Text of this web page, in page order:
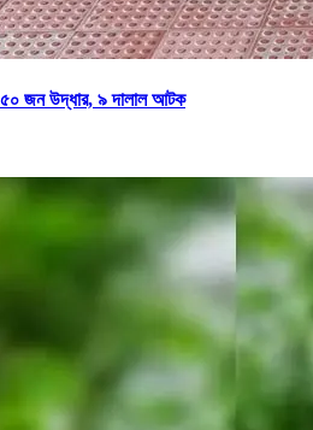
৫০ জন উদ্ধার, ৯ দালাল আটক